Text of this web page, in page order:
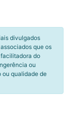
divulgados
que os
do
ou
ou qualidade de